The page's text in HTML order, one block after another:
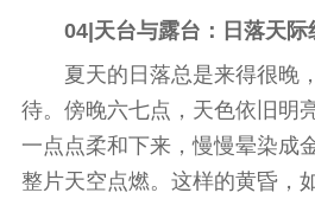
04| 天台与露台 ：日落天际
夏天的日落总是来得很晚
待。傍晚六七点，天色依旧明
一点点柔和下来，慢慢晕染成
整片天空点燃。这样的黄昏，